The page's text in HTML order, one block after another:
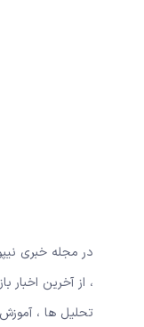
در مجله خبری
، از آخرین اخبار
تحلیل ها ،